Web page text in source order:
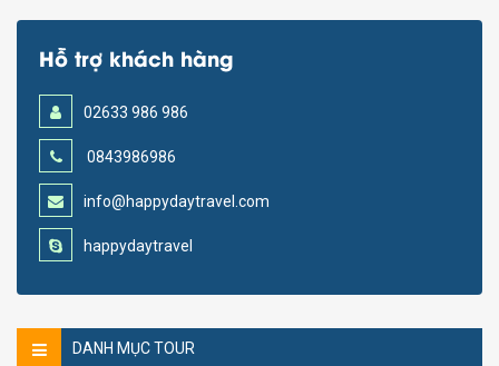
Hỗ trợ khách hàng
02633 986 986
0843986986
info@happydaytravel.com
happydaytravel
DANH MỤC TOUR